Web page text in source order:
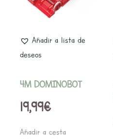
Añadir a lista de
deseos
4M DOMINOBOT
19,99€
Añadir a cesta